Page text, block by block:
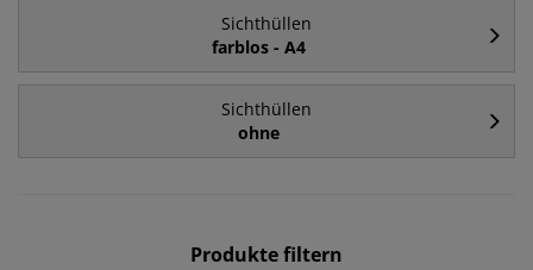
Sichthüllen
farblos - A4
Sichthüllen
ohne
Produkte filtern